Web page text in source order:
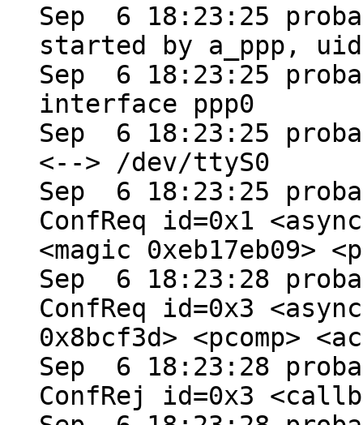
Sep 6 18:23:25
started by a_ppp,
Sep 6 18:23:25
interface ppp0
Sep 6 18:23:25
<--> /dev/ttyS0
Sep 6 18:23:25
ConfReq id=0x1
<magic 0xeb17eb09>
Sep 6 18:23:28
ConfReq id=0x3
0x8bcf3d> <pcomp>
Sep 6 18:23:28
ConfRej id=0x3